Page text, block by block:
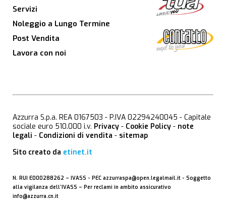
Servizi
Noleggio a Lungo Termine
Post Vendita
Lavora con noi
Azzurra S.p.a. REA 0167503 - P.IVA 02294240045 - Capitale
sociale euro 510.000 i.v. Privacy - Cookie Policy - note
legali - Condizioni di vendita - sitemap
Sito creato da etinet.it
N. RUI E000288262 – IVASS - PEC azzurraspa@open.legalmail.it - Soggetto
alla vigilanza dell’IVASS – Per reclami in ambito assicurativo
info@azzurra.cn.it